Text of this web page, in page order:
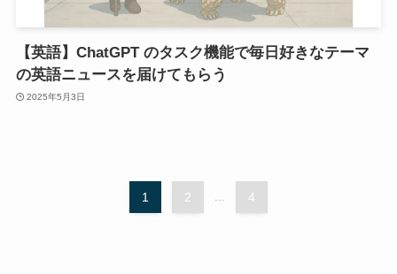
【英語】ChatGPT のタスク機能で毎日好きなテーマ
の英語ニュースを届けてもらう
2025年5月3日
1 2 ... 4